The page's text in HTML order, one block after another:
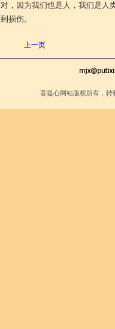
对，因为我们也是人，我们是人
到损伤。
上一页
菩提心网站版权所有，